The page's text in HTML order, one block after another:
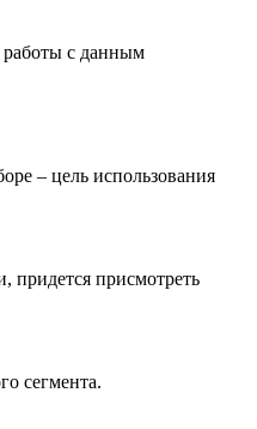
работы с данным
– цель использования
придется присмотреть
сегмента.